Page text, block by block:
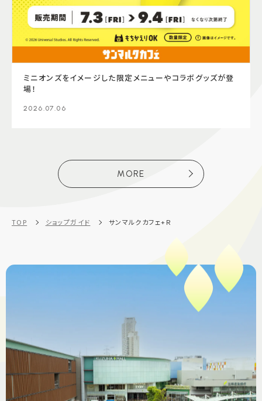
ミニオンズをイメージした限定メニューやコラボグッズが登
場！
2026.07.06
MORE
TOP ショップガイド サンマルクカフェ+Ｒ